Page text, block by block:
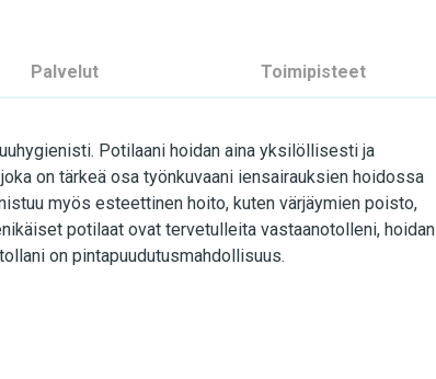
Palvelut Toimipisteet
Potilaani hoidan aina yksilöllisesti ja
on tärkeä osa työnkuvaani iensairauksien hoidossa
myös esteettinen hoito, kuten värjäymien poisto,
potilaat ovat tervetulleita vastaanotolleni, hoidan
on pintapuudutusmahdollisuus.